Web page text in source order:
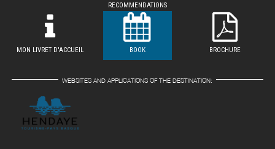
RECOMMENDATIONS
MON LIVRET D'ACCUEIL BOOK BROCHURE
WEBSITES AND APPLICATIONS OF THE DESTINATION: